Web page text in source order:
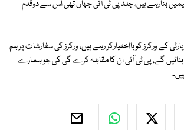
بنارہے ہیں، جلد پی ٹی آئی جہاں تھی اس سے دوقدم
کے ورکرز کو بااختیارکر رہے ہیں، ورکرز کی سفارشات پر ہم
گے، پی ٹی آئی ان کا مقابلہ کرے گی کی جو ہمارے